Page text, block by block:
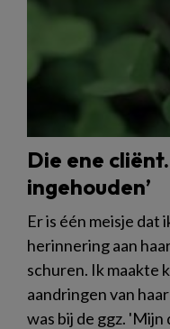
Die ene
ingehouden’
Er is één meisje dat
herinnering aan
schuren. Ik maakte
aandringen van
was bij de ggz.